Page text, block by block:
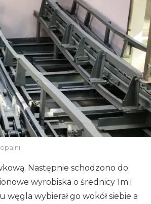
Następnie schodzono do
wyrobiska o średnicy 1m i
węgla wybierał go wokół siebie a